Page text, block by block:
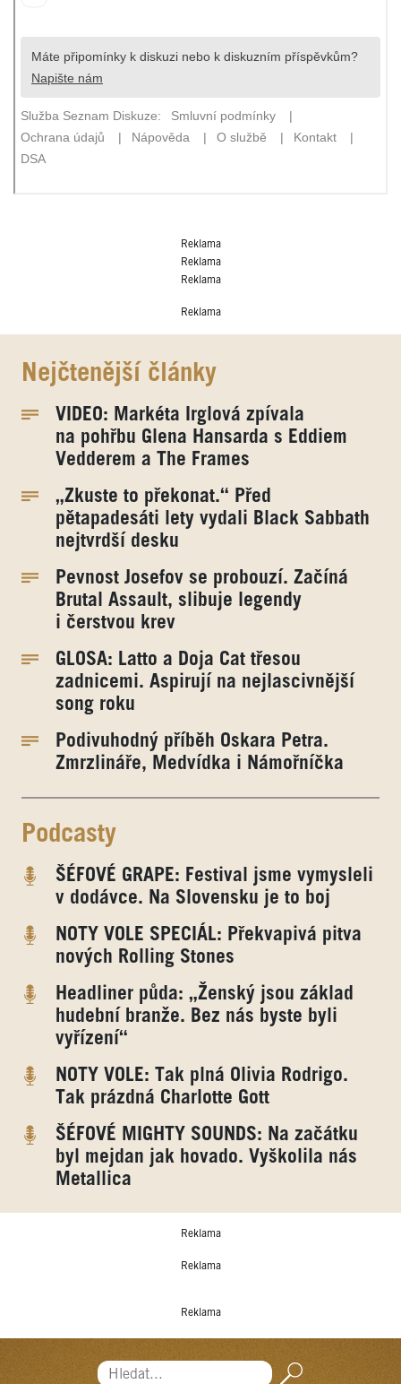
Reklama
Reklama
Reklama
Reklama
Nejčtenější články
VIDEO: Markéta Irglová zpívala
na pohřbu Glena Hansarda s Eddiem
Vedderem a The Frames
„Zkuste to překonat.“ Před
pětapadesáti lety vydali Black Sabbath
nejtvrdší desku
Pevnost Josefov se probouzí. Začíná
Brutal Assault, slibuje legendy
i čerstvou krev
GLOSA: Latto a Doja Cat třesou
zadnicemi. Aspirují na nejlascivnější
song roku
Podivuhodný příběh Oskara Petra.
Zmrzlináře, Medvídka i Námořníčka
Podcasty
ŠÉFOVÉ GRAPE: Festival jsme vymysleli
v dodávce. Na Slovensku je to boj
NOTY VOLE SPECIÁL: Překvapivá pitva
nových Rolling Stones
Headliner půda: „Ženský jsou základ
hudební branže. Bez nás byste byli
vyřízení“
NOTY VOLE: Tak plná Olivia Rodrigo.
Tak prázdná Charlotte Gott
ŠÉFOVÉ MIGHTY SOUNDS: Na začátku
byl mejdan jak hovado. Vyškolila nás
Metallica
Reklama
Reklama
Reklama